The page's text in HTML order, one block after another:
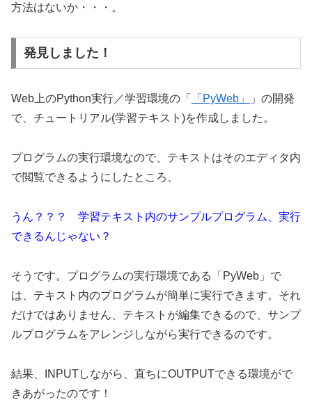
方法はないか・・・。
発見しました！
Web上のPython実行／学習環境の「 「PyWeb」
」の開発
で、チュートリアル(学習テキスト)を作成しました。
プログラムの実行環境なので、テキストはそのエディタ内
で閲覧できるようにしたところ、
うん？？？ 学習テキスト内のサンプルプログラム、実行
できるんじゃない？
そうです。プログラムの実行環境である「PyWeb」で
は、テキスト内のプログラムが簡単に実行できます。それ
だけではありません、テキストが編集できるので、サンプ
ルプログラムをアレンジしながら実行できるのです。
結果、INPUTしながら、直ちにOUTPUTできる環境がで
きあがったのです！